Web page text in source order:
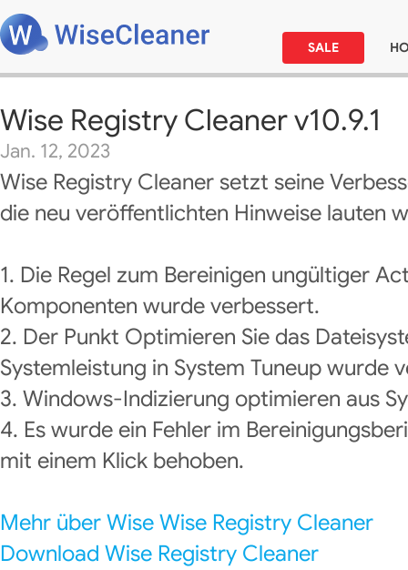
SALE
Wise Registry Cleaner v10.9.1
Jan. 12, 2023
Wise Registry Cleaner setzt seine
die neu veröffentlichten Hinweise lauten
1. Die Regel zum Bereinigen ungültiger
Komponenten wurde verbessert.
2. Der Punkt Optimieren Sie das
Systemleistung in System Tuneup wurde
3. Windows-Indizierung optimieren aus
4. Es wurde ein Fehler im
mit einem Klick behoben.
Mehr über Wise Wise Registry Cleaner
Download Wise Registry Cleaner